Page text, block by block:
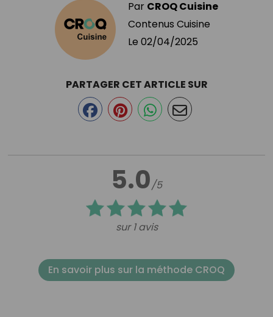
Par CROQ Cuisine
Contenus Cuisine
Le 02/04/2025
5.0/5
sur 1 avis
PARTAGER CET ARTICLE SUR
En savoir plus sur la méthode CROQ